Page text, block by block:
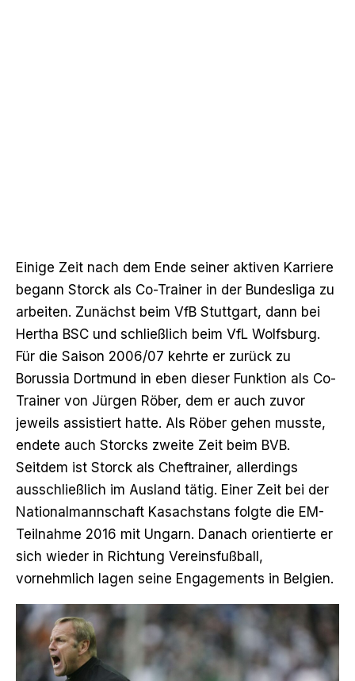
Einige Zeit nach dem Ende seiner aktiven Karriere
begann Storck als Co-Trainer in der Bundesliga zu
arbeiten. Zunächst beim VfB Stuttgart, dann bei
Hertha BSC und schließlich beim VfL Wolfsburg.
Für die Saison 2006/07 kehrte er zurück zu
Borussia Dortmund in eben dieser Funktion als Co-
Trainer von Jürgen Röber, dem er auch zuvor
jeweils assistiert hatte. Als Röber gehen musste,
endete auch Storcks zweite Zeit beim BVB.
Seitdem ist Storck als Cheftrainer, allerdings
ausschließlich im Ausland tätig. Einer Zeit bei der
Nationalmannschaft Kasachstans folgte die EM-
Teilnahme 2016 mit Ungarn. Danach orientierte er
sich wieder in Richtung Vereinsfußball,
vornehmlich lagen seine Engagements in Belgien.